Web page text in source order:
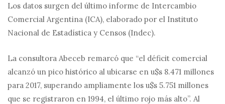
Los datos surgen del último informe de Intercambio
Comercial Argentina (ICA), elaborado por el Instituto
Nacional de Estadística y Censos (Indec).
La consultora Abeceb remarcó que “el déficit comercial
alcanzó un pico histórico al ubicarse en u$s 8.471 millones
para 2017, superando ampliamente los u$s 5.751 millones
que se registraron en 1994, el último rojo más alto”. Al